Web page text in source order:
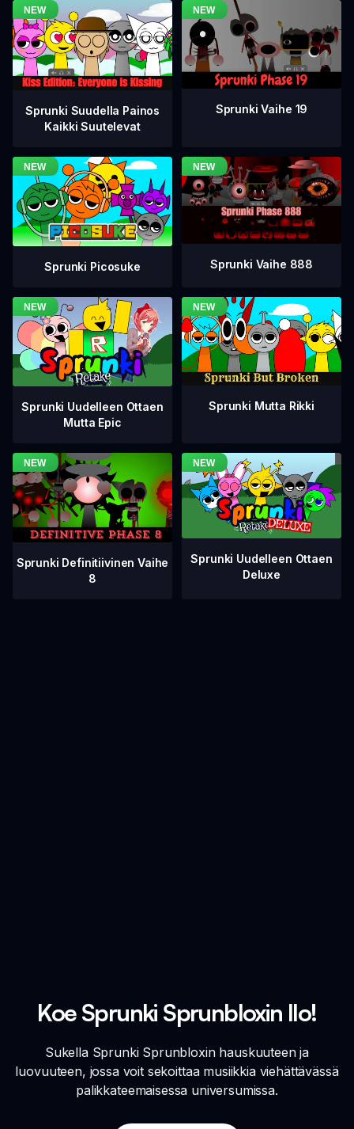
Sprunki Suudella Painos
Kaikki Suutelevat
Sprunki Vaihe 19
Sprunki Picosuke Sprunki Vaihe 888
Sprunki Uudelleen Ottaen
Mutta Epic
Sprunki Mutta Rikki
Sprunki Definitiivinen Vaihe
8
Sprunki Uudelleen Ottaen
Deluxe
Koe Sprunki Sprunbloxin Ilo!
Sukella Sprunki Sprunbloxin hauskuuteen ja
luovuuteen, jossa voit sekoittaa musiikkia viehättävässä
palikkateemaisessa universumissa.